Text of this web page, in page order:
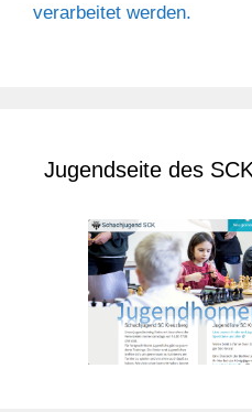
verarbeitet werden.
Jugendseite des